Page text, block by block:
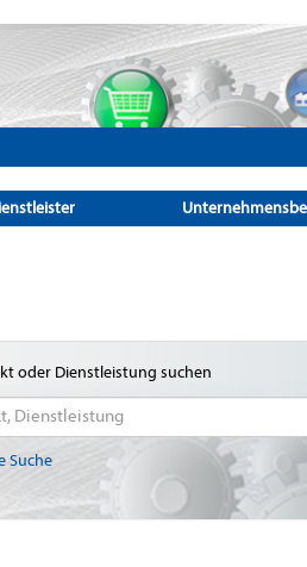
oder Dienstleistung suchen
Suche